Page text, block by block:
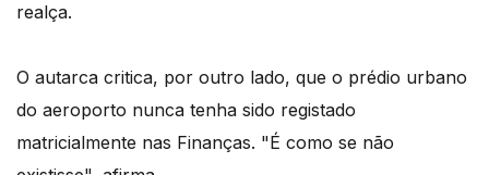
realça.
O autarca critica, por outro lado, que o prédio urbano
do aeroporto nunca tenha sido registado
matricialmente nas Finanças. "É como se não